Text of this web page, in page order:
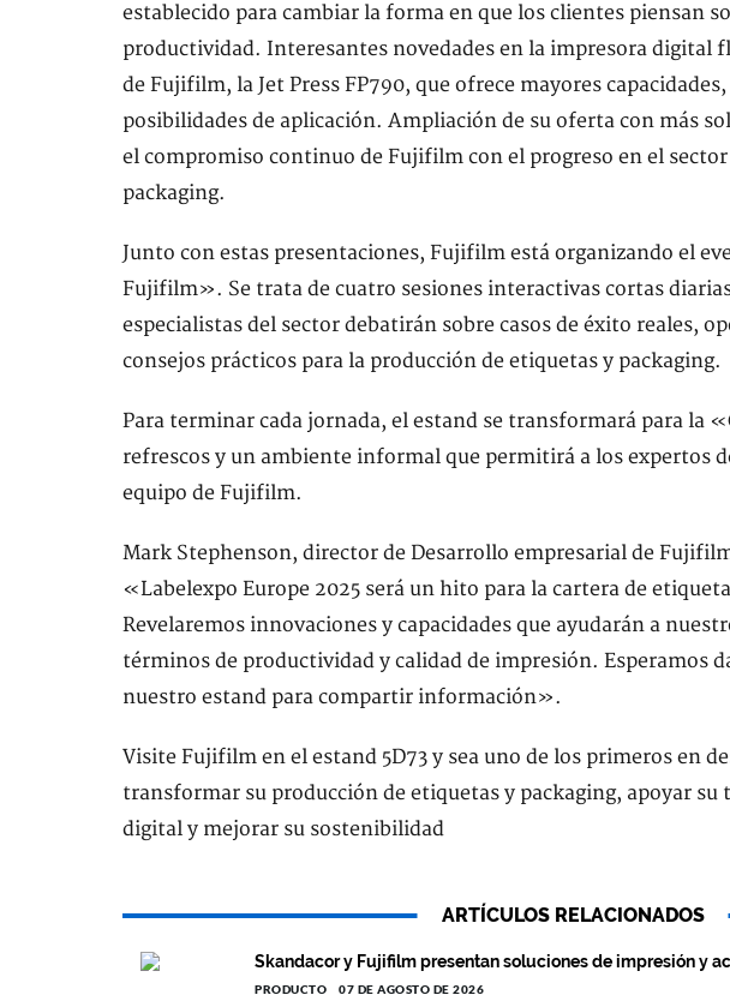
establecido para cambiar la forma en que los clientes piensan
productividad. Interesantes novedades en la impresora digital
de Fujifilm, la Jet Press FP790, que ofrece mayores
posibilidades de aplicación. Ampliación de su oferta con más
el compromiso continuo de Fujifilm con el progreso en el
packaging.
Junto con estas presentaciones, Fujifilm está organizando el
Fujifilm». Se trata de cuatro sesiones interactivas cortas
especialistas del sector debatirán sobre casos de éxito reales,
consejos prácticos para la producción de etiquetas y packaging.
Para terminar cada jornada, el estand se transformará para la
refrescos y un ambiente informal que permitirá a los expertos
equipo de Fujifilm.
Mark Stephenson, director de Desarrollo empresarial de
«Labelexpo Europe 2025 será un hito para la cartera de
Revelaremos innovaciones y capacidades que ayudarán a
términos de productividad y calidad de impresión. Esperamos
nuestro estand para compartir información».
Visite Fujifilm en el estand 5D73 y sea uno de los primeros en
transformar su producción de etiquetas y packaging, apoyar
digital y mejorar su sostenibilidad
ARTÍCULOS RELACIONADOS
Skandacor y Fujifilm presentan soluciones de impresión y
PRODUCTO 07 DE AGOSTO DE 2026